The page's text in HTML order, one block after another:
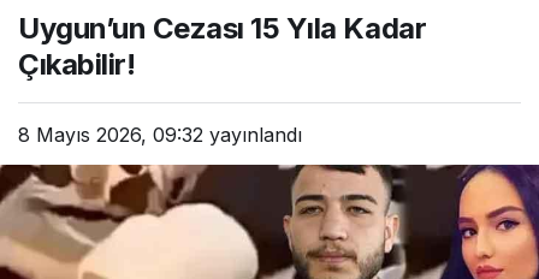
Uygun’un Cezası 15 Yıla Kadar
Çıkabilir!
8 Mayıs 2026, 09:32 yayınlandı